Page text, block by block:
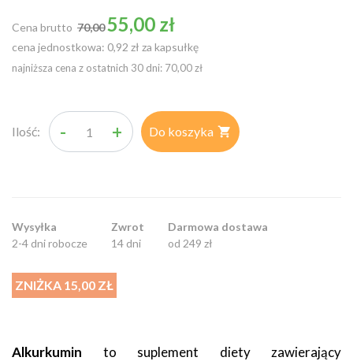
Cena brutto
Cena podstawowa
70,0055,00 zł
cena jednostkowa: 0,92 zł za kapsułkę
najniższa cena z ostatnich 30 dni: 70,00 zł
Ilość: - + Do koszyka 
Wysyłka
2-4 dni robocze
Zwrot
14 dni
Darmowa dostawa
od 249 zł
ZNIŻKA 15,00 ZŁ
Alkurkumin to suplement diety zawierający